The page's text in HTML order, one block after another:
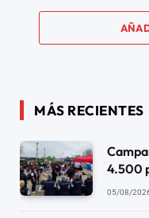
MÁS RECIENTES
4.500
05/08/